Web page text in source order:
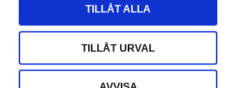
TILLÅT ALLA
TILLÅT URVAL
Kundtjanst@nikoteket.se